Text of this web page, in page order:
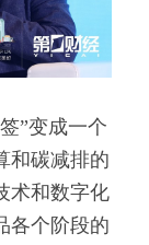
”变成一个
和碳减排的
术和数字化
各个阶段的